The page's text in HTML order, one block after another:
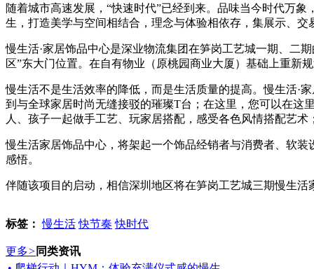
求购
家具卖场
家具
材料·设备
卖场
家居设计
行业展会
随着城市高速发展，“快速时代”已经到来。品味当今时代万
生，打造美学与空间相结合，理念与体验相依存，集展示、
慢生活·家居饰品中心是深业物流集团在笋岗工艺城一期、二
区”东大门位置。在自有物业（原桃园商业大厦）基础上重新
慢生活不是生活效率的降低，而是生活质量的提高。慢生活·
到与全球家居时尚无缝接驳的璀璨T台；在这里，您可以在这
人、孩子一起做手工艺、玩家居搭配，感受各色风情搭配艺
慢生活家居饰品中心，将架起一个饰品经销者与消费者、软
感悟。
伴随该项目的启动，相信深圳地区将在笋岗工艺城三期慢生活
标签： 慢生活 快节奏 快时代
更多> 同类资讯